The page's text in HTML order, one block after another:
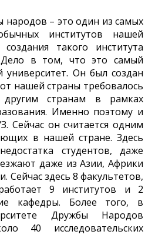
народов – это один из самых
институтов нашей
такого института
Дело в том, что это самый
университет. Он был создан
нашей страны требовалось
странам в рамках
Именно поэтому и
Сейчас он считается одним
в нашей стране. Здесь
студентов, даже
даже из Азии, Африки
Сейчас здесь 8 факультетов,
9 институтов и 2
кафедры. Более того, в
Дружбы Народов
40 исследовательских